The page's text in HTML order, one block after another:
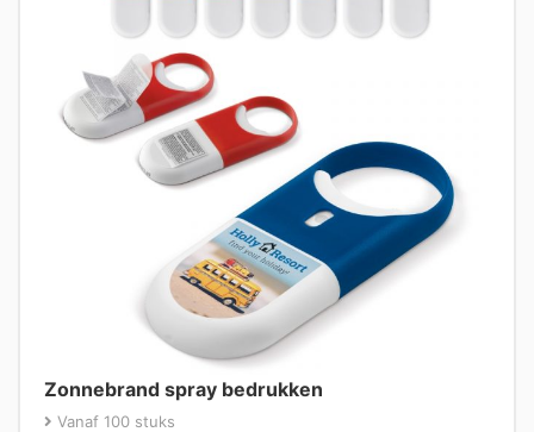
Zonnebrand spray bedrukken
Vanaf 100 stuks